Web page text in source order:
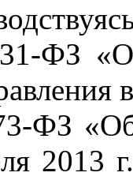
ФЗ «Об
ФЗ «Об
2013